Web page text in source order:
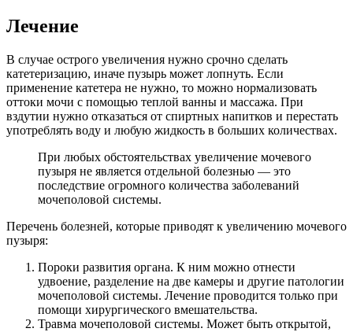
Лечение
В случае острого увеличения нужно срочно сделать
катетеризацию, иначе пузырь может лопнуть. Если
применение катетера не нужно, то можно нормализовать
оттоки мочи с помощью теплой ванны и массажа. При
вздутии нужно отказаться от спиртных напитков и перестать
употреблять воду и любую жидкость в больших количествах.
При любых обстоятельствах увеличение мочевого
пузыря не является отдельной болезнью — это
последствие огромного количества заболеваний
мочеполовой системы.
Перечень болезней, которые приводят к увеличению мочевого
пузыря:
Пороки развития органа. К ним можно отнести
удвоение, разделение на две камеры и другие патологии
мочеполовой системы. Лечение проводится только при
помощи хирургического вмешательства.
Травма мочеполовой системы. Может быть открытой,